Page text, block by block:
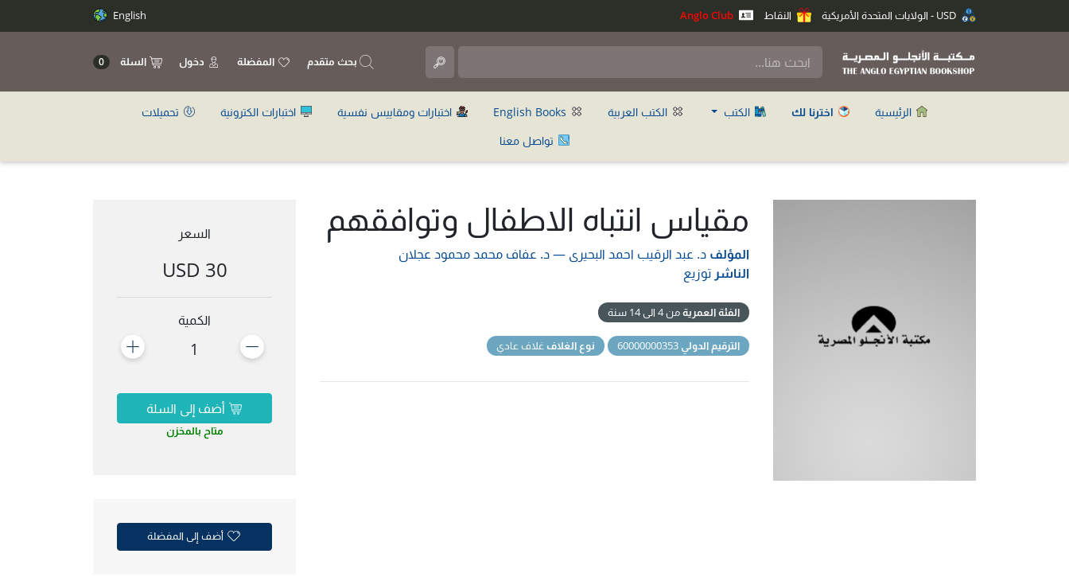
النقاط English
بحث متقدم المفضلة دخول السلة 0
الرئيسية اخترنا لك الكتب الكتب العربية اختبارات ومقاييس نفسية اختبارات الكترونية
تحميلات
تواصل معنا
مقياس انتباه الاطفال وتوافقهم
المؤلف د. عبد الرقيب احمد البحيرى —د. عفاف محمد محمود عجلان
الناشر توزيع
الفئة العمريةمن 4 الى 14 سنة
الترقيم الدولي نوع الغلاف غلاف عادي
السعر
30 USD
الكمية
1
أضف إلى السلة
متاح بالمخزن
أضف إلى المفضلة